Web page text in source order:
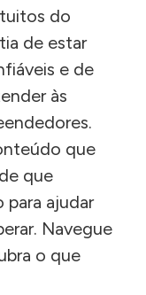
do
de estar
e de
às
que
que
ajudar
Navegue
o que